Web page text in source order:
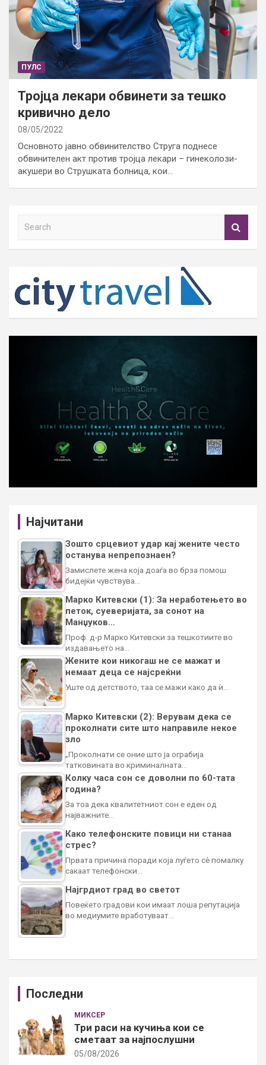
ПУЛС
Тројца лекари обвинети за тешко
кривично дело
08/05/2022
Основното јавно обвинителство Струга поднесе
обвинителен акт против тројца лекари – гинеколози-
акушери во Струшката болница, кои…
h
Најчитани
Зошто срцевиот удар кај жените често
останува непрепознаен?
Замислете жена која доаѓа во брза помош
бидејќи чувствува…
Марко Китевски (1): За неработењето во
петок, суеверијата, за сонот на
Манџуков…
Проф. д-р Марко Китевски за тешкотиите во
издавањето на…
Жените кои никогаш не се мажат и
немаат деца се најсреќни
Уште од детството, таа се мажи како да ѝ…
Марко Китевски (2): Верувам дека се
проколнати сите што направиле некое
зло
„Проколнати се оние што ја ограбија
татковината во криминалната…
Колку часа сон се доволни по 60-тата
година?
За тоа дека квалитетниот сон е еден од
најважните…
Како телефонските повици ни станаа
стрес?
Првата причина поради која луѓето сè помалку
сакаат телефонски…
Најгрдиот град во светот
Повеќето градови кои имаат лоша репутација
во медиумите вработуваат…
Последни
МИКСЕР
Три раси на кучиња кои се
сметаат за најпослушни
05/08/2026